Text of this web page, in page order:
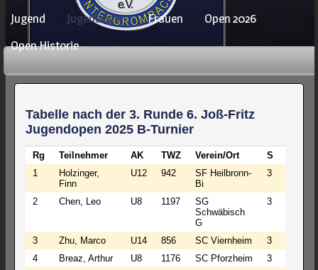
überspringen
Jugend
Jugendopen Frauen
Open 2026
Open Historie
Tabelle nach der 3. Runde 6. Joß-Fritz
Jugendopen 2025 B-Turnier
Rg Teilnehmer AK TWZ Verein/Ort S
1
Holzinger,
Finn
U12 942
SF Heilbronn-
Bi
3
2 Chen, Leo U8 1197
SG
Schwäbisch
G
3
3 Zhu, Marco U14 856 SC Viernheim 3
4
Breaz, Arthur U8 1176 SC Pforzheim 3